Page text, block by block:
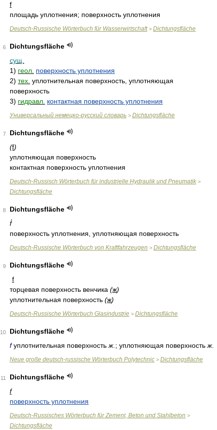
f
площадь уплотнения; поверхность уплотнения
Deutsch-Russische Wörterbuch für Wasserwirtschaft> Dichtungsfläche
6
Dichtungsfläche
сущ.
1) геол. поверхность уплотнения
2) тех. уплотнительная поверхность, уплотняющая
поверхность
3) гидравл. контактная поверхность уплотнения
Универсальный немецко-русский словарь > Dichtungsfläche
7
Dichtungsfläche
(f)
уплотняющая поверхность
контактная поверхность уплотнения
Deutsch-Russisch Wörterbuch für industrielle Hydraulik und Pneumatik >
Dichtungsfläche
8
Dichtungsfläche
f́
поверхность уплотнения, уплотняющая поверхность
Deutsch-Russische Wörterbuch von Kraftfahrzeugen > Dichtungsfläche
9
Dichtungsfläche
f
торцевая поверхность венчика (ж)
уплотнительная поверхность (ж)
Deutsch-Russische Wörterbuch Glasindustrie > Dichtungsfläche
10
Dichtungsfläche
fуплотнительная поверхность ж. ; уплотняющая поверхность ж.
Neue große deutsch-russische Wörterbuch Polytechnic > Dichtungsfläche
11
Dichtungsfläche
f
поверхность уплотнения
Deutsch-Russisches Wörterbuch für Zement, Beton und Stahlbeton >
Dichtungsfläche